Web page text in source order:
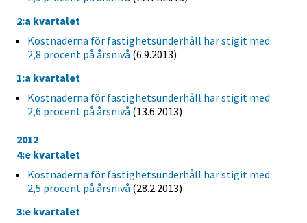
2:a kvartalet
Kostnaderna för fastighetsunderhåll har stigit med
2,8 procent på årsnivå (6.9.2013)
1:a kvartalet
Kostnaderna för fastighetsunderhåll har stigit med
2,6 procent på årsnivå (13.6.2013)
2012
4:e kvartalet
Kostnaderna för fastighetsunderhåll har stigit med
2,5 procent på årsnivå (28.2.2013)
3:e kvartalet